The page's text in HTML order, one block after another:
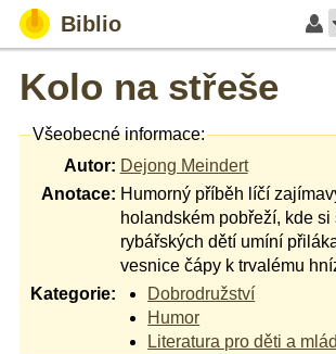
Biblio
Kolo na střeše
Všeobecné informace:
Autor: Dejong Meindert
Anotace: Humorný příběh líčí
holandském pobřeží, kde si
rybářských dětí umíní
vesnice čápy k trvalému
Kategorie:
Dobrodružství
Humor
Literatura pro děti a